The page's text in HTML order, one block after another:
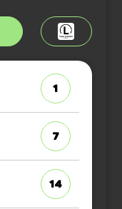
1
7
14